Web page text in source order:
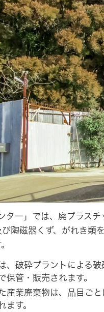
ター」では、廃プラス
び陶磁器くず、がれき類
、破砕プラントによる
保管・販売されます。
産業廃棄物は、品目ご
ます。